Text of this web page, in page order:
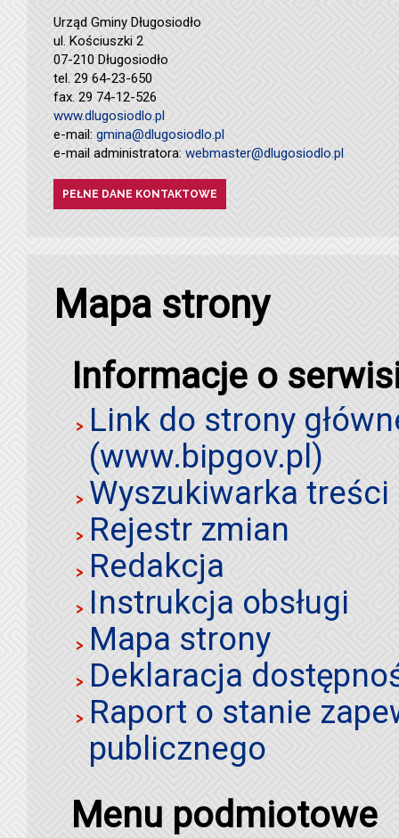
Urząd Gminy Długosiodło
ul. Kościuszki 2
07-210 Długosiodło
tel. 29 64-23-650
fax. 29 74-12-526
www.dlugosiodlo.pl
e-mail: gmina@dlugosiodlo.pl
e-mail administratora: webmaster@dlugosiodlo.pl
PEŁNE DANE KONTAKTOWE
Mapa strony
Informacje o
Link do strony
(www.bipgov.pl)
Wyszukiwarka
Rejestr zmian
Redakcja
Instrukcja obsługi
Mapa strony
Deklaracja
Raport o stanie
publicznego
Menu podmiotowe